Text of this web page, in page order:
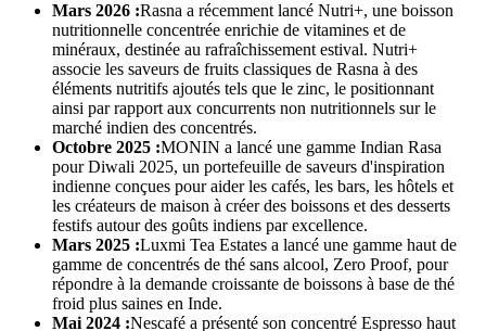
Mars 2026 :Rasna a récemment lancé Nutri+, une boisson
nutritionnelle concentrée enrichie de vitamines et de
minéraux, destinée au rafraîchissement estival. Nutri+
associe les saveurs de fruits classiques de Rasna à des
éléments nutritifs ajoutés tels que le zinc, le positionnant
ainsi par rapport aux concurrents non nutritionnels sur le
marché indien des concentrés.
Octobre 2025 :MONIN a lancé une gamme Indian Rasa
pour Diwali 2025, un portefeuille de saveurs d'inspiration
indienne conçues pour aider les cafés, les bars, les hôtels et
les créateurs de maison à créer des boissons et des desserts
festifs autour des goûts indiens par excellence.
Mars 2025 :Luxmi Tea Estates a lancé une gamme haut de
gamme de concentrés de thé sans alcool, Zero Proof, pour
répondre à la demande croissante de boissons à base de thé
froid plus saines en Inde.
Mai 2024 :Nescafé a présenté son concentré Espresso haut